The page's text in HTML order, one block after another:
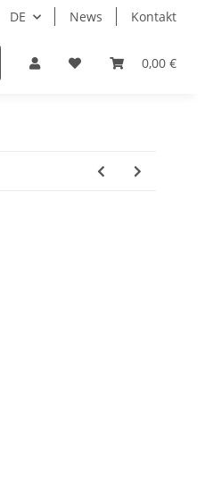
DE News Kontakt
0,00 €
Beispielseite